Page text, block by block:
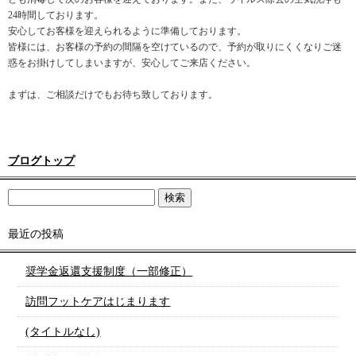
24時間しております。
安心してお客様を迎えられるように準備しております。
皆様には、お客様の予約の間隔を空けているので、予約が取りにくくなりご迷
惑をお掛けしてしまいますが、安心してご来店ください。
まずは、ご相談だけでもお待ち致しております。
ブログトップ
最近の投稿
奨学金返還支援制度（一部修正）
訪問フットケアはじまります
(タイトルなし)